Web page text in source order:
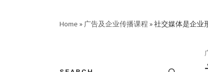
Home » 广告及企业传播课程 »社交媒体是企业